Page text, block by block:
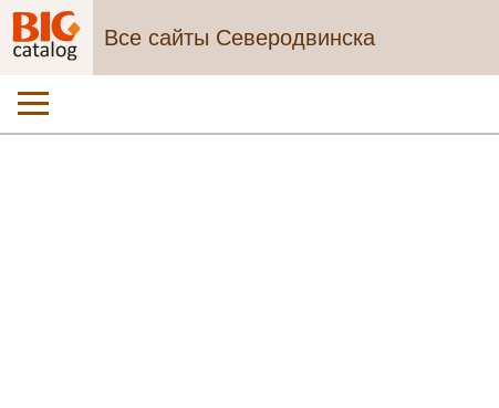
Все сайты Северодвинска